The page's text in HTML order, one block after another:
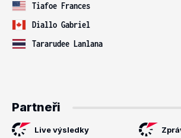
Tiafoe Frances
Diallo Gabriel
Tararudee Lanlana
Partneři
Live výsledky